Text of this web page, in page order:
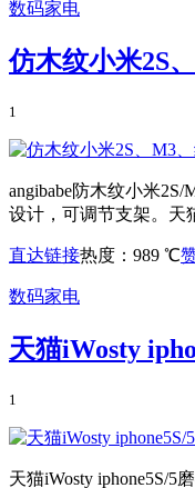
数码家电
仿木纹小米2S
1
angibabe防木纹小米
设计，可调节支架。天
直达链接热度：989 ℃
数码家电
天猫iWosty
1
天猫iWosty iphone5S/5